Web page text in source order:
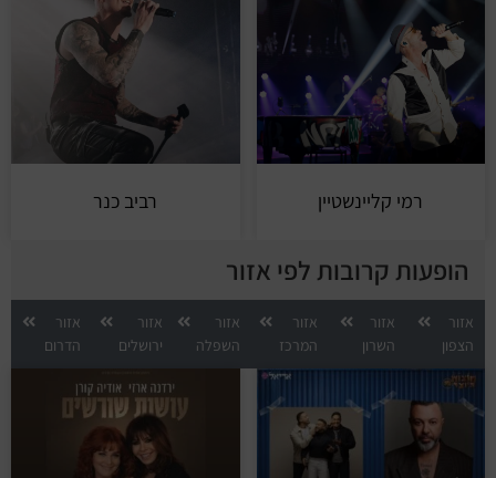
רמי קליינשטיין רביב כנר
הופעות קרובות לפי אזור
אזור
הצפון
אזור
השרון
אזור
המרכז
אזור
השפלה
אזור
ירושלים
אזור
הדרום